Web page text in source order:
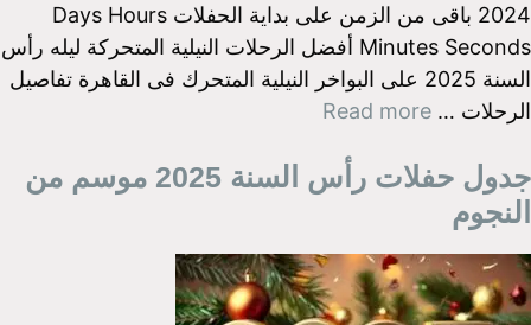
2024 باقى من الزمن على بداية الحفلات Days Hours
Minutes Seconds أفضل الرحلات النيلية المتحركة ليله رأس
السنة 2025 على البواخر النيلية المتحرك فى القاهرة تفاصيل
الرحلات … Read more
جدول حفلات رأس السنة 2025 موسم من
النجوم